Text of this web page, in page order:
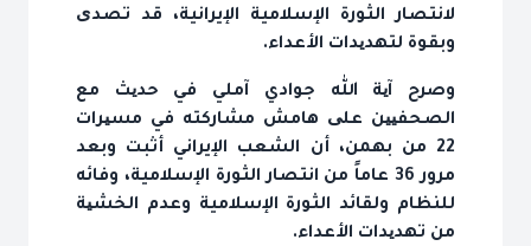
لانتصار الثورة الإسلامية الإيرانية، قد تصدی
وبقوة لتهدیدات الأعداء.
وصرح آیة الله جوادي آملي في حدیث مع
الصحفیین علی هامش مشاركته في مسیرات
22 من بهمن، أن الشعب الإيراني أثبت وبعد
مرور 36 عاماً من انتصار الثورة الإسلامية، وفائه
للنظام ولقائد الثورة الإسلامية وعدم الخشیة
من تهدیدات الأعداء.